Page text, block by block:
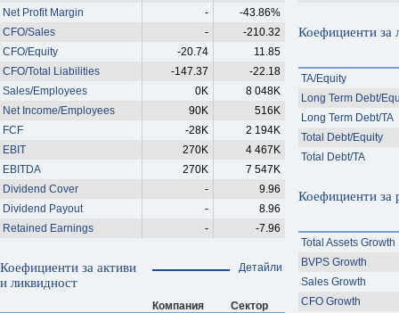
Net Profit Margin
-
-43.86%
CFO/Sales
-
-210.32
CFO/Equity
-20.74
11.85
CFO/Total Liabilities
-147.37
-22.18
Sales/Employees
0K
8 048K
Net Income/Employees
90K
516K
FCF
-28K
2 194K
EBIT
270K
4 467K
EBITDA
270K
7 547K
Dividend Cover
-
9.96
Dividend Payout
-
8.96
Retained Earnings
- -7.96
Коефициенти за активи
и ликвидност
Детайли
Компания
Сектор
Коефициенти за
TA/Equity
Long Term Debt/
Long Term Debt/TA
Total Debt/Equity
Total Debt/TA
Коефициенти за
Total Assets Growth
BVPS Growth
Sales Growth
CFO Growth